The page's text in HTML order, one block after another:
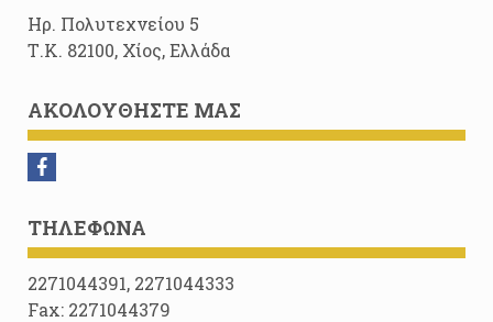
Ηρ. Πολυτεχνείου 5
Τ.Κ. 82100, Χίος, Ελλάδα
ΑΚΟΛΟΥΘΉΣΤΕ ΜΑΣ
ΤΗΛΈΦΩΝΑ
2271044391, 2271044333
Fax: 2271044379